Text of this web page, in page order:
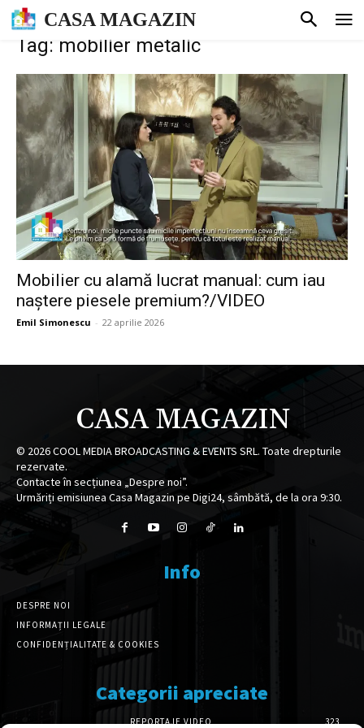
CASA MAGAZIN
Tag: mobilier metalic
Mobilier cu alamă lucrat manual: cum iau
naștere piesele premium?/VIDEO
Emil Simonescu - 22 aprilie 2026
CASA MAGAZIN
© 2026COOL MEDIA BROADCASTING & EVENTS SRL. Toate drepturile
rezervate.
Contacte în secțiunea „Despre noi”.
Urmăriți emisiunea Casa Magazin pe Digi24, sâmbătă, de la ora 9:30.
Info
DESPRE NOI
INFORMAȚII LEGALE
CONFIDENȚIALITATE & COOKIES
Categorii apreciate
REPORTAJE VIDEO 323